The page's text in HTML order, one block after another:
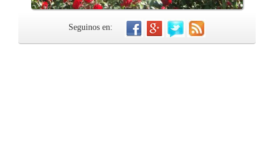
Seguinos en: